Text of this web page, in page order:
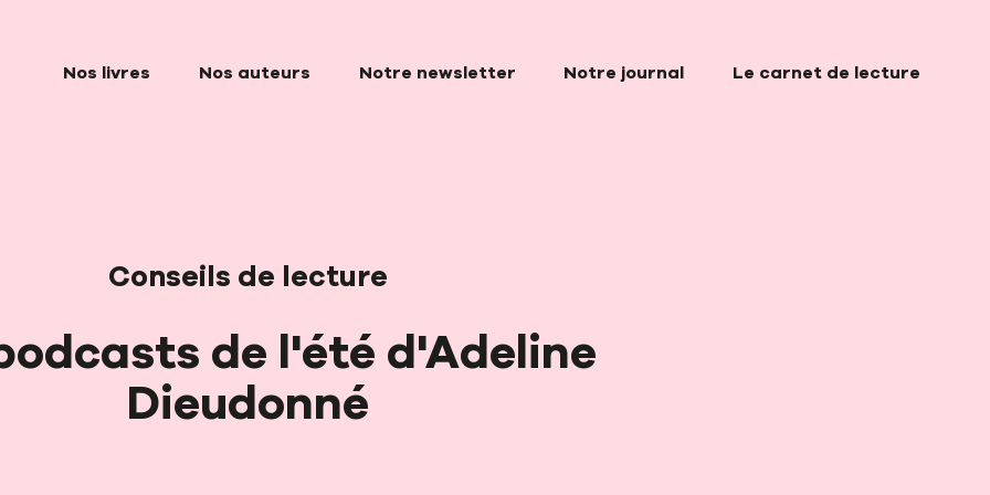
Nos livres Nos auteurs Notre newsletter Notre journal Le carnet de lecture
Conseils de lecture
de l'été d'Adeline
Dieudonné